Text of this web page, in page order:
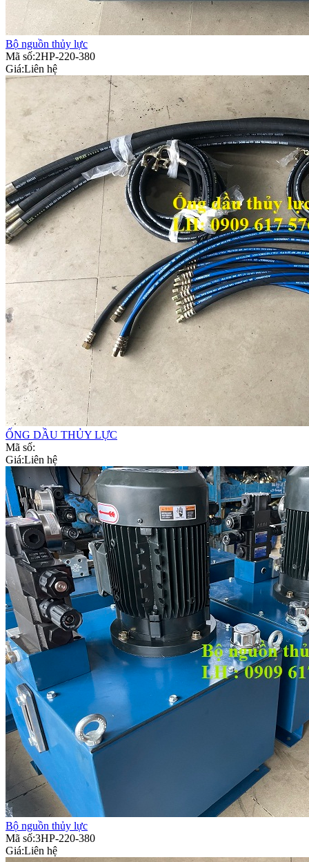
Bộ nguồn thủy lực
Mã số:2HP-220-380
Giá:Liên hệ
ỐNG DẦU THỦY LỰC
Mã số:
Giá:Liên hệ
Bộ nguồn thủy lực
Mã số:3HP-220-380
Giá:Liên hệ